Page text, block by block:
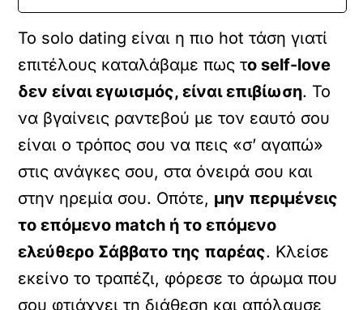
Το solo dating είναι η πιο hot τάση γιατί
επιτέλους καταλάβαμε πως το self-love
δεν είναι εγωισμός, είναι επιβίωση. Το
να βγαίνεις ραντεβού με τον εαυτό σου
είναι ο τρόπος σου να πεις «σ’ αγαπώ»
στις ανάγκες σου, στα όνειρά σου και
στην ηρεμία σου. Οπότε, μην περιμένεις
το επόμενο match ή το επόμενο
ελεύθερο Σάββατο της παρέας. Κλείσε
εκείνο το τραπέζι, φόρεσε το άρωμα που
σου φτιάχνει τη διάθεση και απόλαυσε